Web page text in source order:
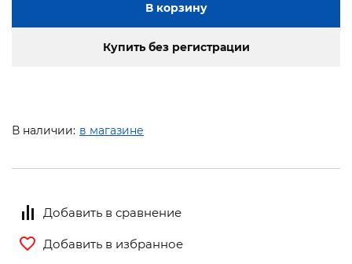
В корзину
Купить без регистрации
В наличии: в магазине
Добавить в сравнение
Добавить в избранное